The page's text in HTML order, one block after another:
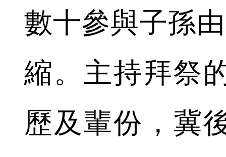
數十參與子孫
縮。主持拜祭
歷及輩份，冀